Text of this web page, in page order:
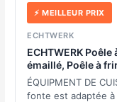
⚡ MEILLEUR PRIX
ECHTWERK
ECHTWERK
émaillé, Poêle à
verseur, Convient
induction, Ø 26,5
ÉQUIPMENT DE
fonte est adaptée